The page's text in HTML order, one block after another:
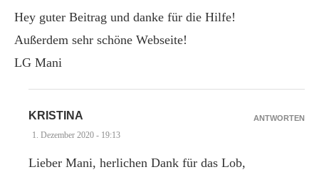
Hey guter Beitrag und danke für die Hilfe!
Außerdem sehr schöne Webseite!
LG Mani
KRISTINA
1. Dezember 2020 - 19:13
Lieber Mani, herlichen Dank für das Lob,
ANTWORTEN